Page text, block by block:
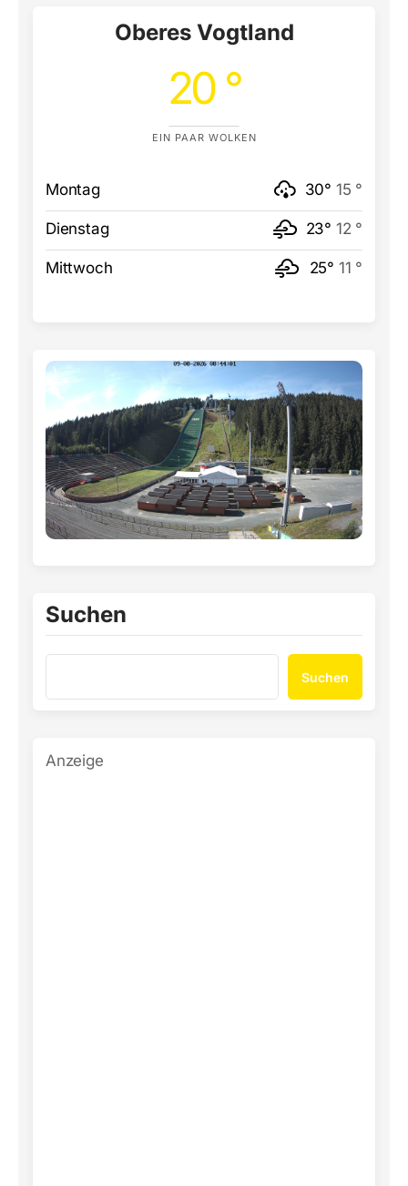
Oberes Vogtland
20 °
EIN PAAR WOLKEN
Montag 30° 15 °
Dienstag 23° 12 °
Mittwoch 25° 11 °
Suchen
Suchen
Anzeige